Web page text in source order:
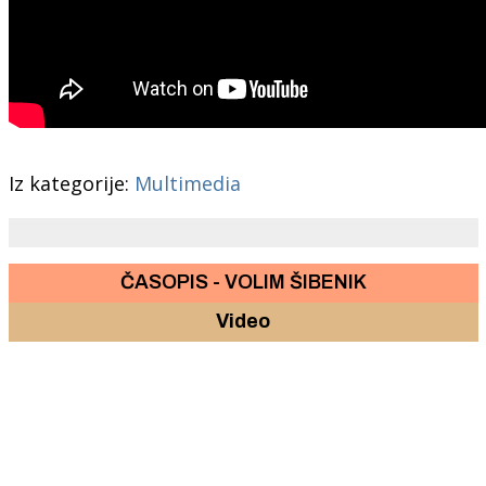
Iz kategorije: Multimedia
ČASOPIS - VOLIM ŠIBENIK
Video